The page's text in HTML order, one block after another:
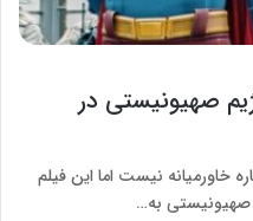
صهیونیستی در
خاورمیانه نیست اما این فیلم
صهیونیستی به…